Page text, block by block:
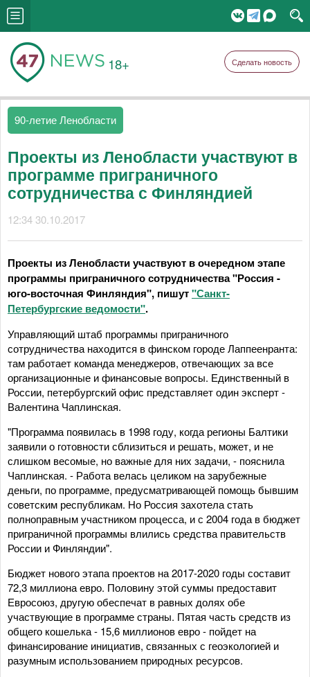
18+ Сделать новость
90-летие Ленобласти
Проекты из Ленобласти участвуют в
программе приграничного
сотрудничества с Финляндией
12:34 30.10.2017
Проекты из Ленобласти участвуют в очередном этапе
программы приграничного сотрудничества "Россия -
юго-восточная Финляндия", пишут"Санкт-
Петербургские ведомости".
Управляющий штаб программы приграничного
сотрудничества находится в финском городе Лаппеенранта:
там работает команда менеджеров, отвечающих за все
организационные и финансовые вопросы. Единственный в
России, петербургский офис представляет один эксперт -
Валентина Чаплинская.
"Программа появилась в 1998 году, когда регионы Балтики
заявили о готовности сблизиться и решать, может, и не
слишком весомые, но важные для них задачи, - пояснила
Чаплинская. - Работа велась целиком на зарубежные
деньги, по программе, предусматривающей помощь бывшим
советским республикам. Но Россия захотела стать
полноправным участником процесса, и с 2004 года в бюджет
приграничной программы влились средства правительств
России и Финляндии".
Бюджет нового этапа проектов на 2017-2020 годы составит
72,3 миллиона евро. Половину этой суммы предоставит
Евросоюз, другую обеспечат в равных долях обе
участвующие в программе страны. Пятая часть средств из
общего кошелька - 15,6 миллионов евро - пойдет на
финансирование инициатив, связанных с геоэкологией и
разумным использованием природных ресурсов.